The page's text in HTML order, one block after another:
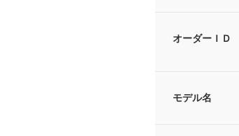
オーダーＩＤ
モデル名